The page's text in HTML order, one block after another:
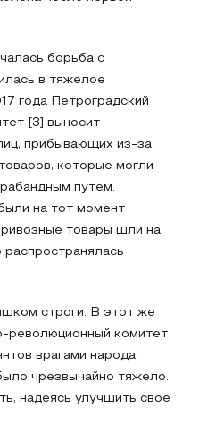
борьба с
в тяжелое
года Петроградский
[3] выносит
прибывающих из-за
которые могли
путем.
на тот момент
товары шли на
строги. В этот же
революционный комитет
врагами народа.
чрезвычайно тяжело.
надеясь улучшить свое